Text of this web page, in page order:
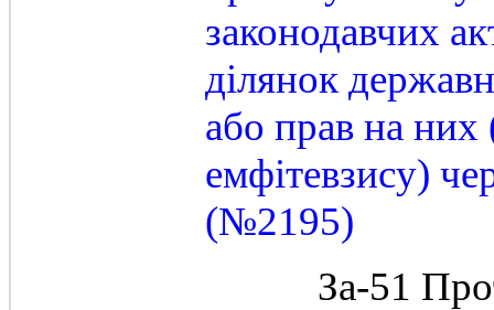
законодавчих
ділянок
або прав на
емфітевзису)
(№2195)
За-51